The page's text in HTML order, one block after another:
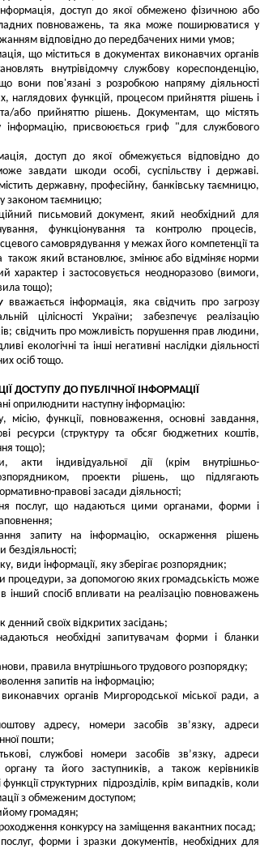
доступ до якої обмежено фізичною або
повноважень, та яка може поширюватися у
відповідно до передбачених ними умов;
що міститься в документах виконавчих органів
внутрівідомчу службову кореспонденцію,
вони пов'язані з розробкою напряму діяльності
наглядових функцій, процесом прийняття рішень і
або прийняттю рішень. Документам, що містять
інформацію, присвоюється гриф "для службового
доступ до якої обмежується відповідно до
завдати шкоди особі, суспільству і державі.
державну, професійну, банківську таємницю,
законом таємницю;
письмовий документ, який необхідний для
функціонування та контролю процесів,
самоврядування у межах його компетенції та
який встановлює, змінює або відміняє норми
характер і застосовується неодноразово (вимоги,
тощо);
вважається інформація, яка свідчить про загрозу
цілісності України; забезпечує реалізацію
свідчить про можливість порушення прав людини,
екологічні та інші негативні наслідки діяльності
осіб тощо.
ДОСТУПУ ДО ПУБЛІЧНОЇ ІНФОРМАЦІЇ
оприлюднити наступну інформацію:
місію, функції, повноваження, основні завдання,
ресурси (структуру та обсяг бюджетних коштів,
тощо);
акти індивідуальної дії (крім внутрішньо-
проекти рішень, що підлягають
правові засади діяльності;
послуг, що надаються цими органами, форми і
запиту на інформацію, оскарження рішень
бездіяльності;
види інформації, яку зберігає розпорядник;
процедури, за допомогою яких громадськість може
в інший спосіб впливати на реалізацію повноважень
своїх відкритих засідань;
необхідні запитувачам форми і бланки
правила внутрішнього трудового розпорядку;
запитів на інформацію;
органів Миргородської міської ради, а
адресу, номери засобів зв’язку, адреси
пошти;
службові номери засобів зв’язку, адреси
та його заступників, а також керівників
функції структурних підрозділів, крім випадків, коли
з обмеженим доступом;
громадян;
конкурсу на заміщення вакантних посад;
форми і зразки документів, необхідних для